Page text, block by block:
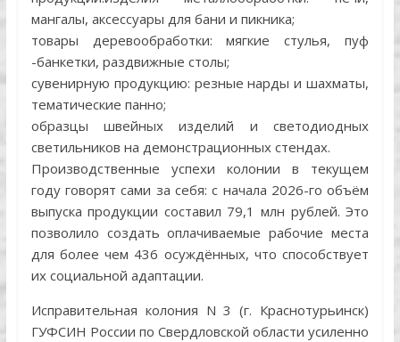
мангалы, аксессуары для бани и пикника;
товары деревообработки: мягкие стулья, пуф
-банкетки, раздвижные столы;
сувенирную продукцию: резные нарды и шахматы,
тематические панно;
образцы швейных изделий и светодиодных
светильников на демонстрационных стендах.
Производственные успехи колонии в текущем
году говорят сами за себя: с начала 2026-го объём
выпуска продукции составил 79,1 млн рублей. Это
позволило создать оплачиваемые рабочие места
для более чем 436 осуждённых, что способствует
их социальной адаптации.
Исправительная колония N 3 (г. Краснотурьинск)
ГУФСИН России по Свердловской области усиленно